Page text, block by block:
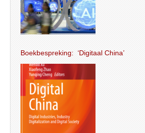
Boekbespreking: ‘Digitaal China’